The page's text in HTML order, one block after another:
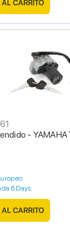
CARRITO
-
6 Days
CARRITO